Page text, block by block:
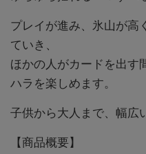
プレイが進み、氷山が高
ていき、
ほかの人がカードを出す
ハラを楽しめます。
子供から大人まで、幅広
【商品概要】